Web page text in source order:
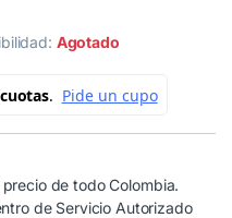
Agotado
de todo Colombia.
de Servicio Autorizado